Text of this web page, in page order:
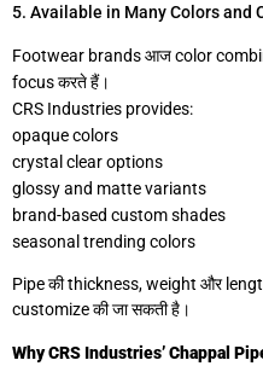
5. Available in Many Colors and
Footwear brands आज color
focus करते हैं।
CRS Industries provides:
opaque colors
crystal clear options
glossy and matte variants
brand-based custom shades
seasonal trending colors
Pipe की thickness, weight और
customize की जा सकती है।
Why CRS Industries’ Chappal